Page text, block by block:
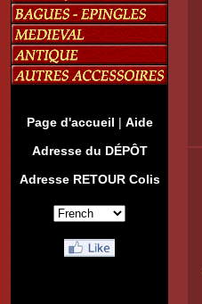
Page d'accueil | Aide
Adresse du DÉPÔT
Adresse RETOUR Colis